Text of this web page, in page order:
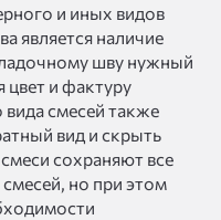
и иных видов
является наличие
шву нужный
цвет и фактуру
смесей также
вид и скрыть
сохраняют все
но при этом